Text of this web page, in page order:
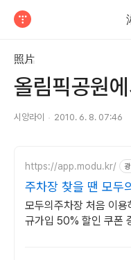
照片
올림픽공원
시앙라이 2010. 6. 8. 07:46
https://app.modu.kr/
주차장 찾을 땐 모두
결제까지 한번에!
모두의주차장 처음 이
규가입 50% 할인 쿠폰